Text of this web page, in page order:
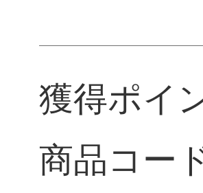
獲得ポイ
商品コー